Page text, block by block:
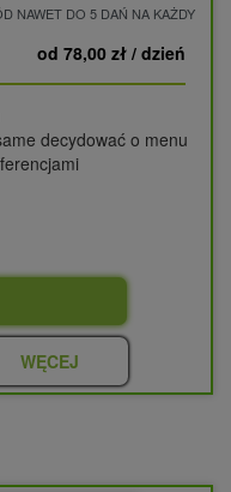
NAWET DO 5 DAŃ NA KAŻDY
od 78,00 zł / dzień
decydować o menu
WĘCEJ